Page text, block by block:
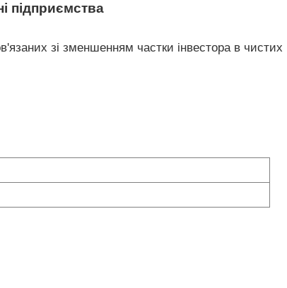
підприємства
зі зменшенням частки інвестора в чистих